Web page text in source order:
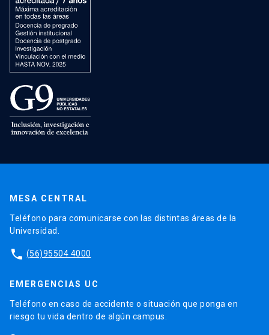
MESA CENTRAL
Teléfono para comunicarse con las distintas áreas de la
Universidad.
phone (56)95504 4000
EMERGENCIAS UC
Teléfono en caso de accidente o situación que ponga en
riesgo tu vida dentro de algún campus.